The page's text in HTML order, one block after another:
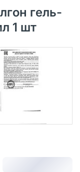
гель-
1 шт